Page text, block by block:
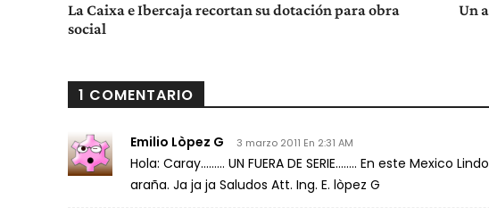
La Caixa e Ibercaja recortan su dotación para obra
social
Un
1 COMENTARIO
Emilio Lòpez G 3 marzo 2011 En 2:31 AM
Hola: Caray……… UN FUERA DE SERIE…….. En este Mexico
araña. Ja ja ja Saludos Att. Ing. E. lòpez G